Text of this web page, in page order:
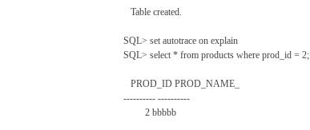
Table created.
SQL> set autotrace on explain
SQL> select * from products where prod_id = 2;
PROD_ID PROD_NAME_
---------- ----------
2 bbbbb